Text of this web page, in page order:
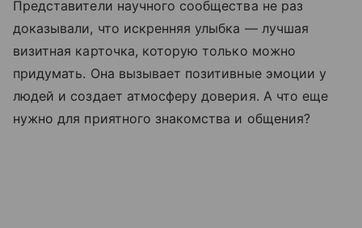
Представители научного сообщества не раз
доказывали, что искренняя улыбка — лучшая
визитная карточка, которую только можно
придумать. Она вызывает позитивные эмоции у
людей и создает атмосферу доверия. А что еще
нужно для приятного знакомства и общения?